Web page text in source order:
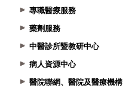
專職醫療服務
藥劑服務
中醫診所暨教研中心
病人資源中心
醫院聯網、醫院及醫療機構